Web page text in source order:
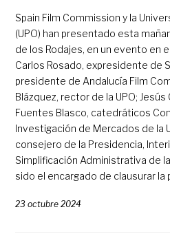
Spain Film Commission y la
(UPO) han presentado esta
de los Rodajes, en un evento en
Carlos Rosado, expresidente de
presidente de Andalucía Film
Blázquez, rector de la UPO; Jesús
Fuentes Blasco, catedráticos
Investigación de Mercados de la
consejero de la Presidencia,
Simplificación Administrativa de
sido el encargado de clausurar la
23 octubre 2024